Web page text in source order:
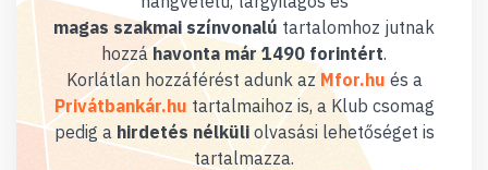
magas szakmai színvonalú tartalomhoz jutnak
hozzáhavonta már 1490 forintért.
Korlátlan hozzáférést adunk az Mfor.hu és a
Privátbankár.hu tartalmaihoz is, a Klub csomag
pedig a hirdetés nélküliolvasási lehetőséget is
tartalmazza.